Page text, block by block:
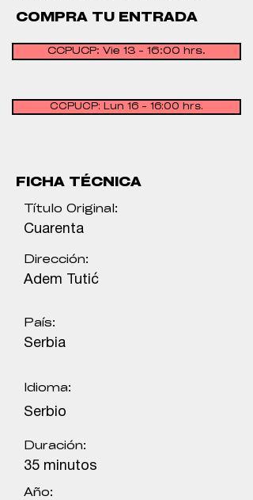
COMPRA TU ENTRADA
CCPUCP: Vie 13 - 16:00 hrs.
CCPUCP: Lun 16 - 16:00 hrs.
FICHA TÉCNICA
Título Original:
Cuarenta
Dirección:
Adem Tutić
País:
Serbia
Idioma:
Serbio
Duración:
35 minutos
Año: